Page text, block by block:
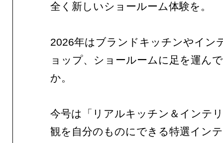
全く新しいショールーム体験を。
2026年はブランドキッチンやイン
ョップ、ショールームに足を運ん
か。
今号は「リアルキッチン＆インテ
観を自分のものにできる特選イン